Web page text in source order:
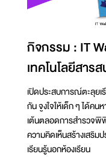
กิจกรรม : IT
เทคโนโลยีสาร
เปิดประสบการณ์ตะลุย
กัน จูงใจให้เด็ก ๆ ได้ค
เต้นตลอดการสำรวจ
ความคิดเห็นสร้างเสริม
เรียนรู้นอกห้องเรียน